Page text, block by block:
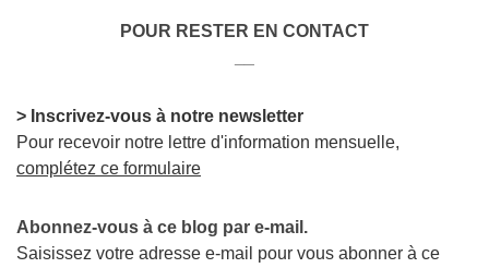
POUR RESTER EN CONTACT
> Inscrivez-vous à notre newsletter
Pour recevoir notre lettre d'information mensuelle,
complétez ce formulaire
Abonnez-vous à ce blog par e-mail.
Saisissez votre adresse e-mail pour vous abonner à ce